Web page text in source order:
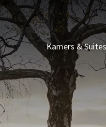
Kamers & Suites